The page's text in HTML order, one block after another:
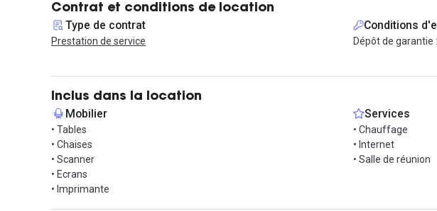
dispose également d'un accès à une cours intérieure.
Dans une offre en prestation de services, tout est inclus dans le prix affiché ; loyer,
Contactez-nous pour organiser une visite !
Contrat et conditions de location
Type de contrat
Prestation de service
Conditions
Dépôt de garantie
Inclus dans la location
Mobilier
• Tables
• Chaises
• Scanner
• Ecrans
• Imprimante
Services
• Chauffage
• Internet
• Salle de réunion